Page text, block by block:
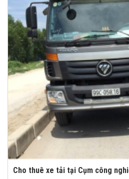
Cho thuê xe tải tại Cụm công